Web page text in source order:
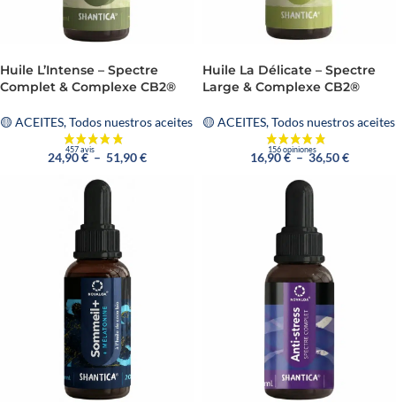
Huile L’Intense – Spectre
Complet & Complexe CB2®
🟡 ACEITES,Todos nuestros aceites
24,90€– 51,90€
Huile La Délicate – Spectre
Large & Complexe CB2®
🟡 ACEITES,Todos nuestros aceites
16,90€–36,50€